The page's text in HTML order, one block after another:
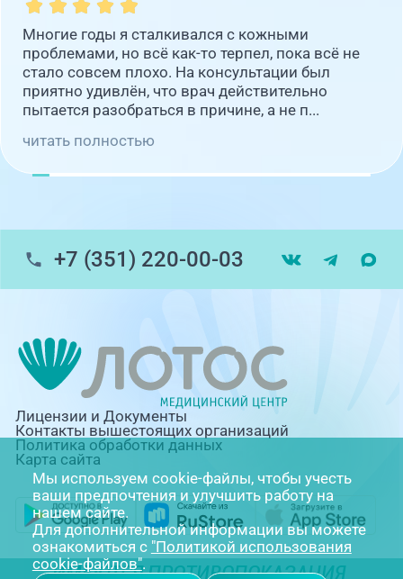
Многие годы я сталкивался с кожными
проблемами, но всё как-то терпел, пока всё не
стало совсем плохо. На консультации был
приятно удивлён, что врач действительно
пытается разобраться в причине, а не п...
читать полностью
+7 (351) 220-00-03
Лицензии и Документы
Контакты вышестоящих организаций
Политика обработки данных
Карта сайта
ИМЕЮТСЯ ПРОТИВОПОКАЗАНИЯ.
Мы используем cookie-файлы, чтобы учесть
ваши предпочтения и улучшить работу на
нашем сайте.
Для дополнительной информации вы можете
ознакомиться с "Политикой использования
cookie-файлов".